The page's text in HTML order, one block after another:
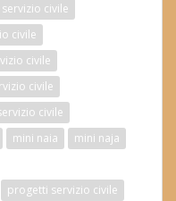
civile
civile
civile
civile
civile
mini naia
mini naja
progetti servizio civile